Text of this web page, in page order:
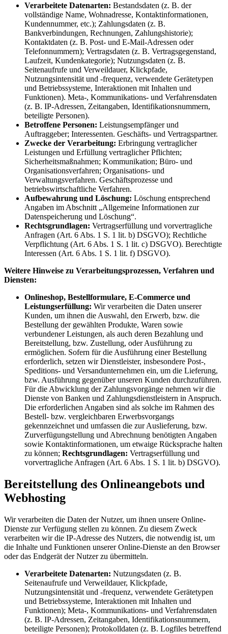
Verarbeitete Datenarten: Bestandsdaten (z. B. der
vollständige Name, Wohnadresse, Kontaktinformationen,
Kundennummer, etc.); Zahlungsdaten (z. B.
Bankverbindungen, Rechnungen, Zahlungshistorie);
Kontaktdaten (z. B. Post- und E-Mail-Adressen oder
Telefonnummern); Vertragsdaten (z. B. Vertragsgegenstand,
Laufzeit, Kundenkategorie); Nutzungsdaten (z. B.
Seitenaufrufe und Verweildauer, Klickpfade,
Nutzungsintensität und -frequenz, verwendete Gerätetypen
und Betriebssysteme, Interaktionen mit Inhalten und
Funktionen). Meta-, Kommunikations- und Verfahrensdaten
(z. B. IP-Adressen, Zeitangaben, Identifikationsnummern,
beteiligte Personen).
Betroffene Personen: Leistungsempfänger und
Auftraggeber; Interessenten. Geschäfts- und Vertragspartner.
Zwecke der Verarbeitung: Erbringung vertraglicher
Leistungen und Erfüllung vertraglicher Pflichten;
Sicherheitsmaßnahmen; Kommunikation; Büro- und
Organisationsverfahren; Organisations- und
Verwaltungsverfahren. Geschäftsprozesse und
betriebswirtschaftliche Verfahren.
Aufbewahrung und Löschung: Löschung entsprechend
Angaben im Abschnitt „Allgemeine Informationen zur
Datenspeicherung und Löschung“.
Rechtsgrundlagen: Vertragserfüllung und vorvertragliche
Anfragen (Art. 6 Abs. 1 S. 1 lit. b) DSGVO); Rechtliche
Verpflichtung (Art. 6 Abs. 1 S. 1 lit. c) DSGVO). Berechtigte
Interessen (Art. 6 Abs. 1 S. 1 lit. f) DSGVO).
Weitere Hinweise zu Verarbeitungsprozessen, Verfahren und
Diensten:
Onlineshop, Bestellformulare, E-Commerce und
Leistungserfüllung: Wir verarbeiten die Daten unserer
Kunden, um ihnen die Auswahl, den Erwerb, bzw. die
Bestellung der gewählten Produkte, Waren sowie
verbundener Leistungen, als auch deren Bezahlung und
Bereitstellung, bzw. Zustellung, oder Ausführung zu
ermöglichen. Sofern für die Ausführung einer Bestellung
erforderlich, setzen wir Dienstleister, insbesondere Post-,
Speditions- und Versandunternehmen ein, um die Lieferung,
bzw. Ausführung gegenüber unseren Kunden durchzuführen.
Für die Abwicklung der Zahlungsvorgänge nehmen wir die
Dienste von Banken und Zahlungsdienstleistern in Anspruch.
Die erforderlichen Angaben sind als solche im Rahmen des
Bestell- bzw. vergleichbaren Erwerbsvorgangs
gekennzeichnet und umfassen die zur Auslieferung, bzw.
Zurverfügungstellung und Abrechnung benötigten Angaben
sowie Kontaktinformationen, um etwaige Rücksprache halten
zu können; Rechtsgrundlagen: Vertragserfüllung und
vorvertragliche Anfragen (Art. 6 Abs. 1 S. 1 lit. b) DSGVO).
Bereitstellung des Onlineangebots und
Webhosting
Wir verarbeiten die Daten der Nutzer, um ihnen unsere Online-
Dienste zur Verfügung stellen zu können. Zu diesem Zweck
verarbeiten wir die IP-Adresse des Nutzers, die notwendig ist, um
die Inhalte und Funktionen unserer Online-Dienste an den Browser
oder das Endgerät der Nutzer zu übermitteln.
Verarbeitete Datenarten: Nutzungsdaten (z. B.
Seitenaufrufe und Verweildauer, Klickpfade,
Nutzungsintensität und -frequenz, verwendete Gerätetypen
und Betriebssysteme, Interaktionen mit Inhalten und
Funktionen); Meta-, Kommunikations- und Verfahrensdaten
(z. B. IP-Adressen, Zeitangaben, Identifikationsnummern,
beteiligte Personen); Protokolldaten (z. B. Logfiles betreffend